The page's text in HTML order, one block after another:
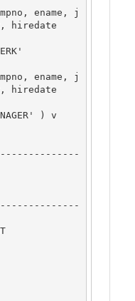
ename, j
hiredate
hiredate